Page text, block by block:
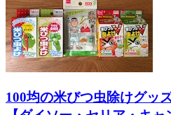
100均の米びつ虫除けグッ